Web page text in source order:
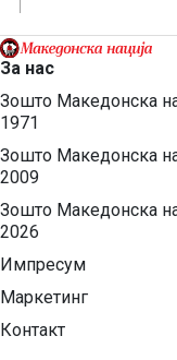
За нас
Зошто Македонска
1971
Зошто Македонска
2009
Зошто Македонска
2026
Импресум
Маркетинг
Контакт